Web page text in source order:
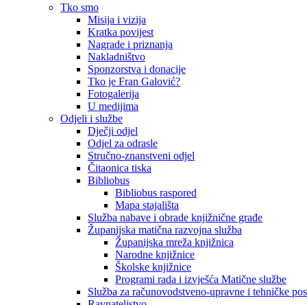
Tko smo
Misija i vizija
Kratka povijest
Nagrade i priznanja
Nakladništvo
Sponzorstva i donacije
Tko je Fran Galović?
Fotogalerija
U medijima
Odjeli i službe
Dječji odjel
Odjel za odrasle
Stručno-znanstveni odjel
Čitaonica tiska
Bibliobus
Bibliobus raspored
Mapa stajališta
Služba nabave i obrade knjižnične građe
Županijska matična razvojna služba
Županijska mreža knjižnica
Narodne knjižnice
Školske knjižnice
Programi rada i izvješća Matične službe
Služba za računovodstveno-upravne i tehničke